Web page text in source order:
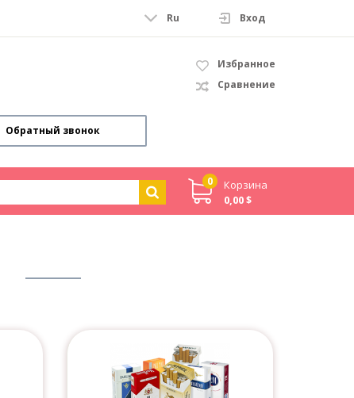
Ru Вход
Избранное
Сравнение
Обратный звонок
0
Корзина
0,00 $